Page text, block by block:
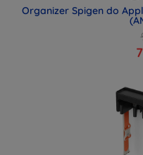
Organizer Spigen do